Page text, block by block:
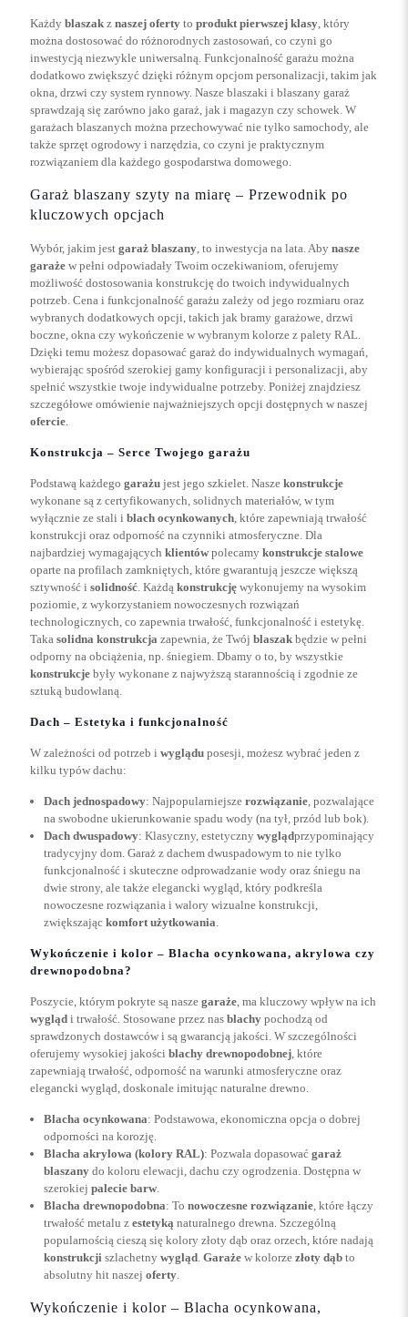
Każdy blaszak z naszej oferty to produkt pierwszej klasy, który
można dostosować do różnorodnych zastosowań, co czyni go
inwestycją niezwykle uniwersalną. Funkcjonalność garażu można
dodatkowo zwiększyć dzięki różnym opcjom personalizacji, takim jak
okna, drzwi czy system rynnowy. Nasze blaszaki i blaszany garaż
sprawdzają się zarówno jako garaż, jak i magazyn czy schowek. W
garażach blaszanych można przechowywać nie tylko samochody, ale
także sprzęt ogrodowy i narzędzia, co czyni je praktycznym
rozwiązaniem dla każdego gospodarstwa domowego.
Garaż blaszany szyty na miarę – Przewodnik po
kluczowych opcjach
Wybór, jakim jest garaż blaszany, to inwestycja na lata. Aby nasze
garaże w pełni odpowiadały Twoim oczekiwaniom, oferujemy
możliwość dostosowania konstrukcję do twoich indywidualnych
potrzeb. Cena i funkcjonalność garażu zależy od jego rozmiaru oraz
wybranych dodatkowych opcji, takich jak bramy garażowe, drzwi
boczne, okna czy wykończenie w wybranym kolorze z palety RAL.
Dzięki temu możesz dopasować garaż do indywidualnych wymagań,
wybierając spośród szerokiej gamy konfiguracji i personalizacji, aby
spełnić wszystkie twoje indywidualne potrzeby. Poniżej znajdziesz
szczegółowe omówienie najważniejszych opcji dostępnych w naszej
ofercie.
Konstrukcja – Serce Twojego garażu
Podstawą każdego garażu jest jego szkielet. Nasze konstrukcje
wykonane są z certyfikowanych, solidnych materiałów, w tym
wyłącznie ze stali i blach ocynkowanych, które zapewniają trwałość
konstrukcji oraz odporność na czynniki atmosferyczne. Dla
najbardziej wymagających klientów polecamy konstrukcje stalowe
oparte na profilach zamkniętych, które gwarantują jeszcze większą
sztywność i solidność. Każdą konstrukcję wykonujemy na wysokim
poziomie, z wykorzystaniem nowoczesnych rozwiązań
technologicznych, co zapewnia trwałość, funkcjonalność i estetykę.
Taka solidna konstrukcja zapewnia, że Twój blaszak będzie w pełni
odporny na obciążenia, np. śniegiem. Dbamy o to, by wszystkie
konstrukcje były wykonane z najwyższą starannością i zgodnie ze
sztuką budowlaną.
Dach – Estetyka i funkcjonalność
W zależności od potrzeb i wyglądu posesji, możesz wybrać jeden z
kilku typów dachu:
Dach jednospadowy: Najpopularniejsze rozwiązanie, pozwalające
na swobodne ukierunkowanie spadu wody (na tył, przód lub bok).
Dach dwuspadowy: Klasyczny, estetyczny wyglądprzypominający
tradycyjny dom. Garaż z dachem dwuspadowym to nie tylko
funkcjonalność i skuteczne odprowadzanie wody oraz śniegu na
dwie strony, ale także elegancki wygląd, który podkreśla
nowoczesne rozwiązania i walory wizualne konstrukcji,
zwiększając komfort użytkowania.
Wykończenie i kolor – Blacha ocynkowana, akrylowa czy
drewnopodobna?
Poszycie, którym pokryte są nasze garaże, ma kluczowy wpływ na ich
wygląd i trwałość. Stosowane przez nas blachy pochodzą od
sprawdzonych dostawców i są gwarancją jakości. W szczególności
oferujemy wysokiej jakości blachy drewnopodobnej, które
zapewniają trwałość, odporność na warunki atmosferyczne oraz
elegancki wygląd, doskonale imitując naturalne drewno.
Blacha ocynkowana: Podstawowa, ekonomiczna opcja o dobrej
odporności na korozję.
Blacha akrylowa (kolory RAL): Pozwala dopasować garaż
blaszany do koloru elewacji, dachu czy ogrodzenia. Dostępna w
szerokiej palecie barw.
Blacha drewnopodobna: To nowoczesne rozwiązanie, które łączy
trwałość metalu z estetyką naturalnego drewna. Szczególną
popularnością cieszą się kolory złoty dąb oraz orzech, które nadają
konstrukcji szlachetny wygląd. Garaże w kolorze złoty dąb to
absolutny hit naszej oferty.
Wykończenie i kolor – Blacha ocynkowana,